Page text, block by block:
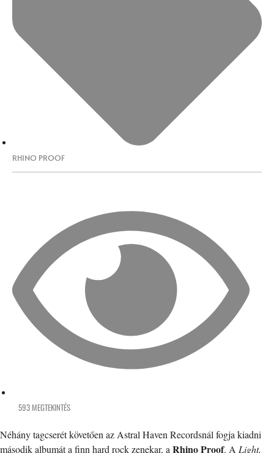
RHINO PROOF
593 MEGTEKINTÉS
Néhány tagcserét követően az Astral Haven Recordsnál fogja kiadni
második albumát a finn hard rock zenekar, a Rhino Proof. A Light,